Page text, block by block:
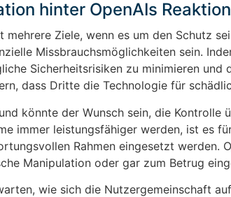
hinter OpenAIs Reaktion
mehrere Ziele, wenn es um den Schutz
Missbrauchsmöglichkeiten sein.
Sicherheitsrisiken zu minimieren
dass Dritte die Technologie für
könnte der Wunsch sein, die
immer leistungsfähiger werden, ist es
Rahmen eingesetzt werden.
Manipulation oder gar zum Betrug
wie sich die Nutzergemeinschaft